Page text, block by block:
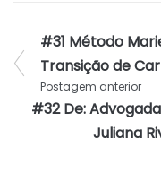
#31 Método
Transição de
Postagem anterior
#32 De:
Juliana